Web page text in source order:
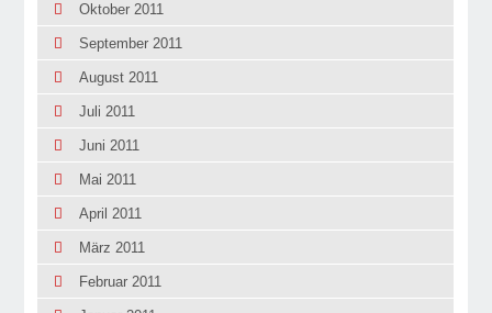
Oktober 2011
September 2011
August 2011
Juli 2011
Juni 2011
Mai 2011
April 2011
März 2011
Februar 2011